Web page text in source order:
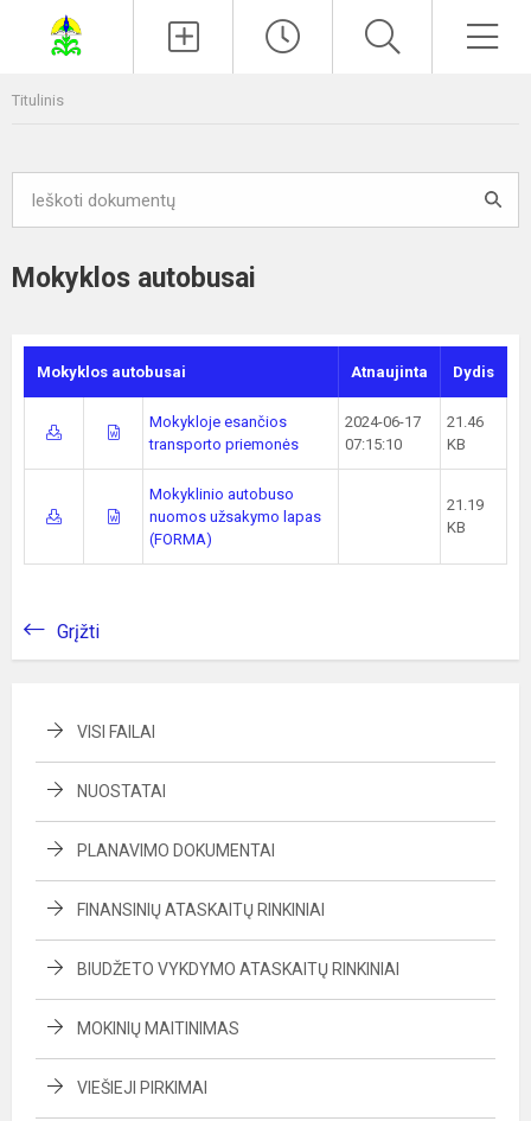
Titulinis
Mokyklos autobusai
Mokyklos autobusai Atnaujinta Dydis
Mokykloje esančios
transporto priemonės
2024-06-17
07:15:10
21.46
KB
Mokyklinio autobuso
nuomos užsakymo lapas
(FORMA)
21.19
KB
Grįžti
VISI FAILAI
NUOSTATAI
PLANAVIMO DOKUMENTAI
FINANSINIŲ ATASKAITŲ RINKINIAI
BIUDŽETO VYKDYMO ATASKAITŲ RINKINIAI
MOKINIŲ MAITINIMAS
VIEŠIEJI PIRKIMAI